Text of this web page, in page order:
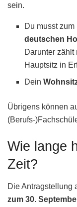
sein.
Du musst zum
deutschen
Darunter zählt
Hauptsitz in
Dein
Übrigens können
(Berufs-
Wie lange
Zeit?
Die Antragstellung
zum 30.